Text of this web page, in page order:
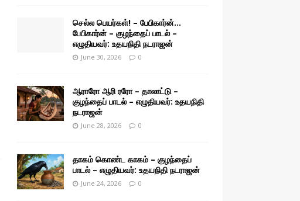
செல்ல பெயர்கள்! – பேபிகார்ன்…
பேபிகார்ன் – குழந்தைப் பாடல் –
எழுதியவர்: உதயநிதி நடராஜன்
June 30, 2026 0
ஆராரோ ஆரி ரரோ – தாலாட்டு –
குழந்தைப் பாடல் – எழுதியவர்: உதயநிதி
நடராஜன்
June 28, 2026 0
தாகம் கொண்ட காகம் – குழந்தைப்
பாடல் – எழுதியவர்: உதயநிதி நடராஜன்
June 24, 2026 0